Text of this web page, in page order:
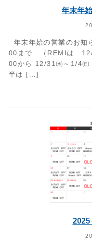
年末年
年末年始の営業のお
00まで （REMIは 12/
00から 12/31㈬～1/4
半は […]
2025